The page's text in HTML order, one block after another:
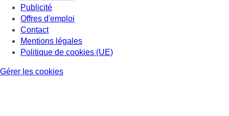
Publicité
Offres d'emploi
Contact
Mentions légales
Politique de cookies (UE)
Gérer les cookies